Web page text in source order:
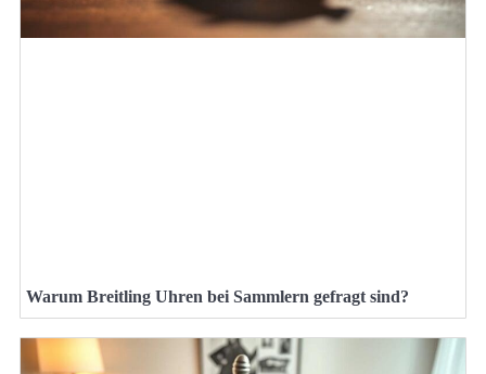
Warum Breitling Uhren bei Sammlern gefragt sind?